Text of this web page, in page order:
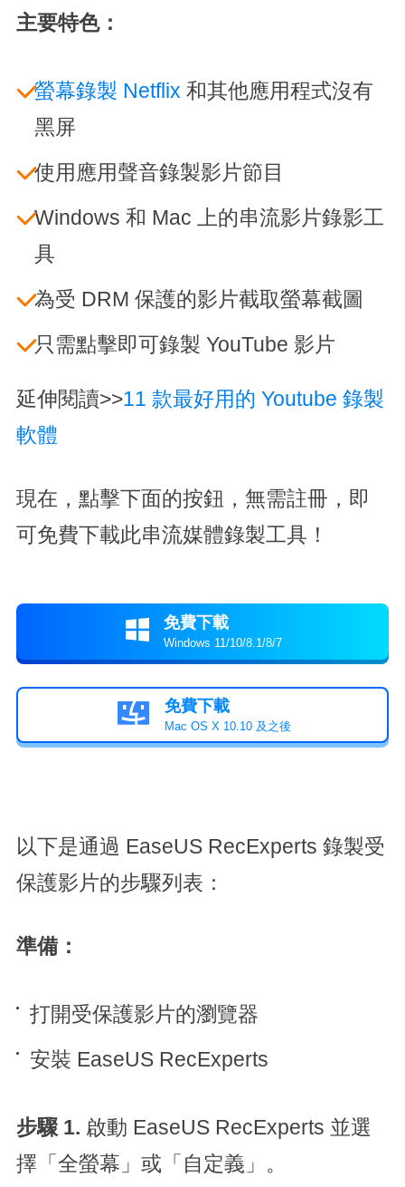
主要特色：
螢幕錄製 Netflix 和其他應用程式沒有
黑屏
使用應用聲音錄製影片節目
Windows 和 Mac 上的串流影片錄影工
具
為受 DRM 保護的影片截取螢幕截圖
只需點擊即可錄製 YouTube 影片
延伸閱讀>>11 款最好用的 Youtube 錄製
軟體
現在，點擊下面的按鈕，無需註冊，即
可免費下載此串流媒體錄製工具！
 免費下載
Windows 11/10/8.1/8/7
 免費下載
Mac OS X 10.10 及之後
以下是通過 EaseUS RecExperts 錄製受
保護影片的步驟列表：
準備：
打開受保護影片的瀏覽器
安裝 EaseUS RecExperts
步驟 1. 啟動 EaseUS RecExperts 並選
擇「全螢幕」或「自定義」。